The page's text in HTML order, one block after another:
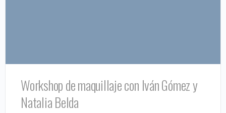
Workshop de maquillaje con Iván Gómez y
Natalia Belda